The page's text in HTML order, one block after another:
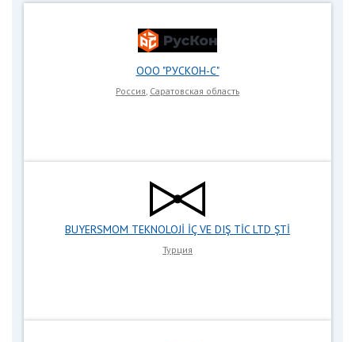
ООО "РУСКОН-С"
Россия, Саратовская область
BUYERSMOM TEKNOLOJİ İÇ VE DIŞ TİC LTD ŞTİ
Турция